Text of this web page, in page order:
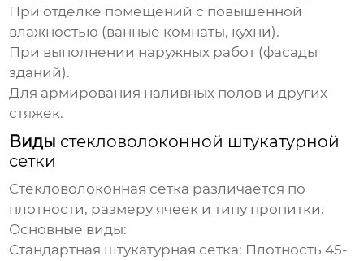
При отделке помещений с повышенной
влажностью (ванные комнаты, кухни).
При выполнении наружных работ (фасады
зданий).
Для армирования наливных полов и других
стяжек.
Виды стекловолоконной штукатурной
сетки
Стекловолоконная сетка различается по
плотности, размеру ячеек и типу пропитки.
Основные виды:
Стандартная штукатурная сетка: Плотность 45-